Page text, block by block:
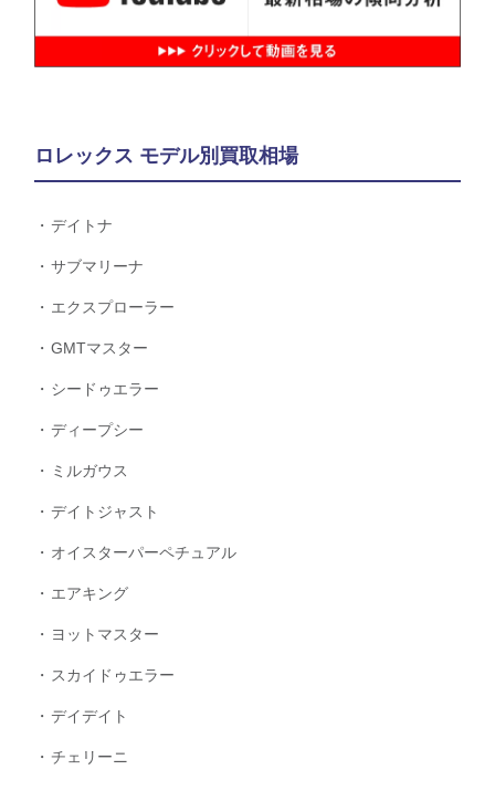
ロレックス モデル別買取相場
デイトナ
サブマリーナ
エクスプローラー
GMTマスター
シードゥエラー
ディープシー
ミルガウス
デイトジャスト
オイスターパーペチュアル
エアキング
ヨットマスター
スカイドゥエラー
デイデイト
チェリーニ